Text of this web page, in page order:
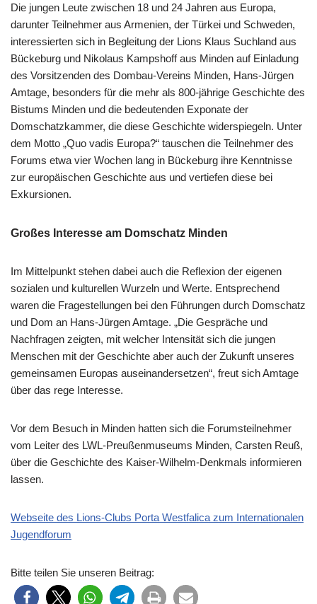
Die jungen Leute zwischen 18 und 24 Jahren aus Europa,
darunter Teilnehmer aus Armenien, der Türkei und Schweden,
interessierten sich in Begleitung der Lions Klaus Suchland aus
Bückeburg und Nikolaus Kampshoff aus Minden auf Einladung
des Vorsitzenden des Dombau-Vereins Minden, Hans-Jürgen
Amtage, besonders für die mehr als 800-jährige Geschichte des
Bistums Minden und die bedeutenden Exponate der
Domschatzkammer, die diese Geschichte widerspiegeln. Unter
dem Motto „Quo vadis Europa?“ tauschen die Teilnehmer des
Forums etwa vier Wochen lang in Bückeburg ihre Kenntnisse
zur europäischen Geschichte aus und vertiefen diese bei
Exkursionen.
Großes Interesse am Domschatz Minden
Im Mittelpunkt stehen dabei auch die Reflexion der eigenen
sozialen und kulturellen Wurzeln und Werte. Entsprechend
waren die Fragestellungen bei den Führungen durch Domschatz
und Dom an Hans-Jürgen Amtage. „Die Gespräche und
Nachfragen zeigten, mit welcher Intensität sich die jungen
Menschen mit der Geschichte aber auch der Zukunft unseres
gemeinsamen Europas auseinandersetzen“, freut sich Amtage
über das rege Interesse.
Vor dem Besuch in Minden hatten sich die Forumsteilnehmer
vom Leiter des LWL-Preußenmuseums Minden, Carsten Reuß,
über die Geschichte des Kaiser-Wilhelm-Denkmals informieren
lassen.
Webseite des Lions-Clubs Porta Westfalica zum Internationalen
Jugendforum
Bitte teilen Sie unseren Beitrag: